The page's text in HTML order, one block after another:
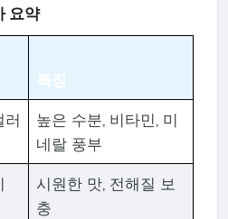
요약
특징
러
높은 수분, 비타민, 미
네랄 풍부
시원한 맛, 전해질 보
충